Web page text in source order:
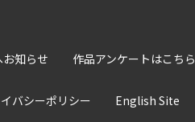
知らせ 作品アンケートはこちら
バシーポリシー English Site